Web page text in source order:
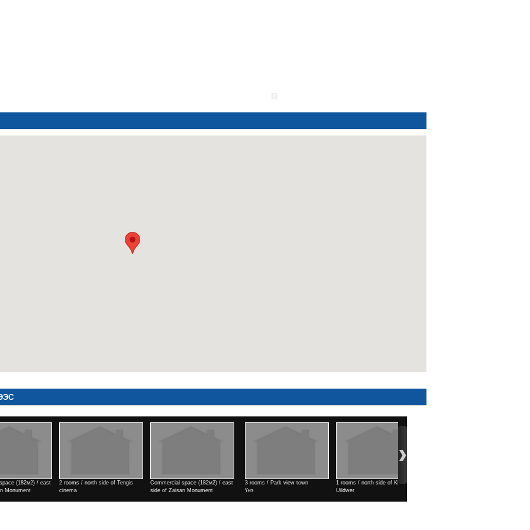
/ Park view town
1 rooms / north side of Kino
Uildwer
4 rooms / Air port area
Үнэ
4 rooms / Air port area
Үнэ
1 rooms / north west of KTMS
Erdem town